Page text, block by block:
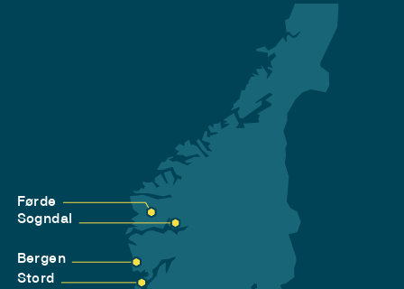
Førde
Sogndal
Bergen
Stord